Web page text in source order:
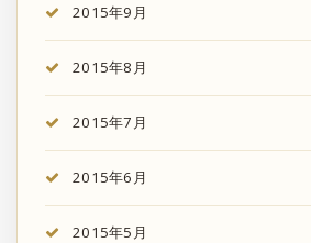
2015年9月
2015年8月
2015年7月
2015年6月
2015年5月